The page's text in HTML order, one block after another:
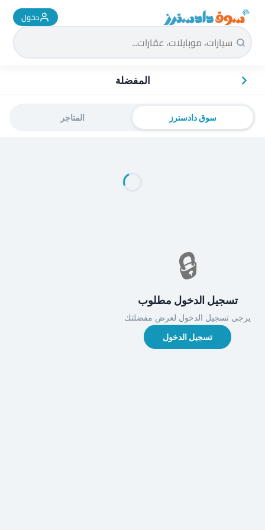
سوق دادسترز الرئيسية دخول
المفضلة
سوق دادسترز المتاجر
🔒
تسجيل الدخول مطلوب
يرجى تسجيل الدخول لعرض مفضلتك
تسجيل الدخول